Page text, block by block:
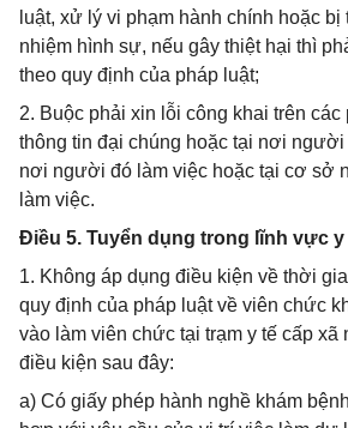
luật, xử lý vi phạm hành chính hoặc bị
nhiệm hình sự, nếu gây thiệt hại thì
theo quy định của pháp luật;
2. Buộc phải xin lỗi công khai trên
thông tin đại chúng hoặc tại nơi người
nơi người đó làm việc hoặc tại cơ sở
làm việc.
Điều 5. Tuyển dụng trong lĩnh vực y
1. Không áp dụng điều kiện về thời
quy định của pháp luật về viên chức
vào làm viên chức tại trạm y tế cấp xã
điều kiện sau đây:
a) Có giấy phép hành nghề khám